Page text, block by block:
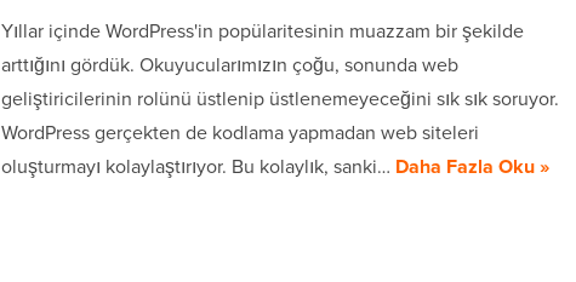
Yıllar içinde WordPress'in popülaritesinin muazzam bir şekilde
arttığını gördük. Okuyucularımızın çoğu, sonunda web
geliştiricilerinin rolünü üstlenip üstlenemeyeceğini sık sık soruyor.
WordPress gerçekten de kodlama yapmadan web siteleri
oluşturmayı kolaylaştırıyor. Bu kolaylık, sanki… Daha Fazla Oku »